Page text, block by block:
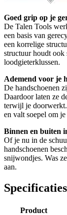
Goed grip op je
De Talen Tools
een basis van
een korrelige
structuur houdt
loodgieterklussen.
Ademend voor je
De handschoenen
Daardoor laten ze
terwijl je doorwerkt.
en valt soepel om
Binnen en buiten
Of je nu in de
handschoenen
snijwondjes. Was
aan.
Specificaties
Product